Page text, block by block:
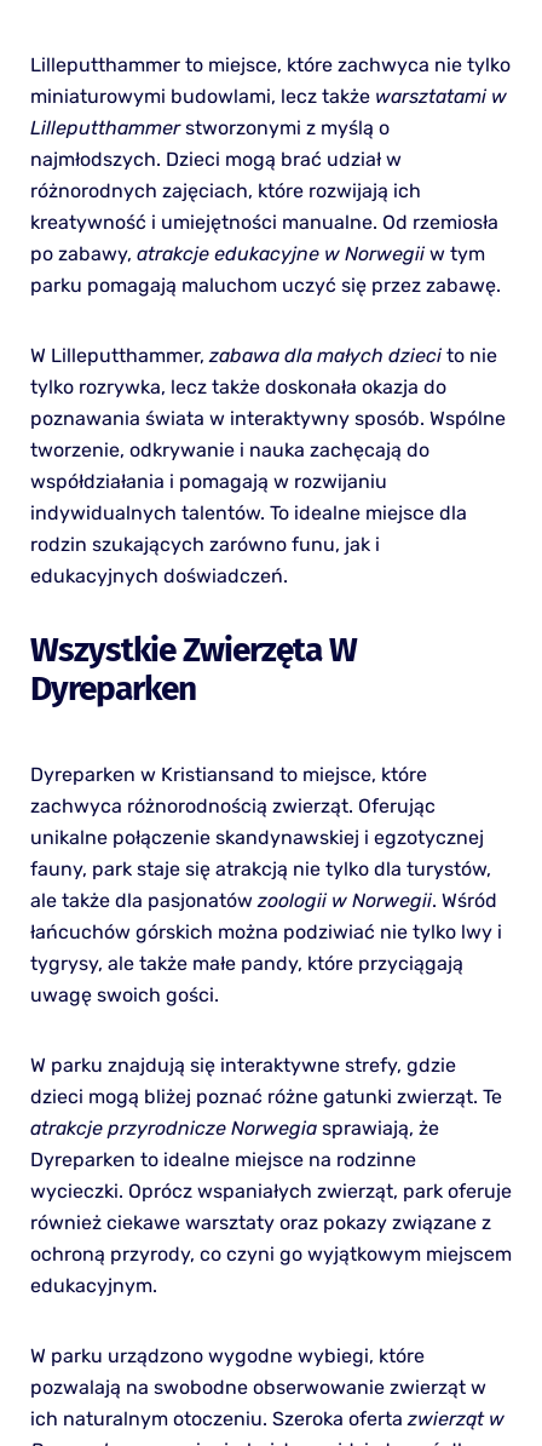
Lilleputthammer to miejsce, które zachwyca nie tylko
miniaturowymi budowlami, lecz także warsztatami w
Lilleputthammerstworzonymi z myślą o
najmłodszych. Dzieci mogą brać udział w
różnorodnych zajęciach, które rozwijają ich
kreatywność i umiejętności manualne. Od rzemiosła
po zabawy, atrakcje edukacyjne w Norwegiiw tym
parku pomagają maluchom uczyć się przez zabawę.
W Lilleputthammer,zabawa dla małych dziecito nie
tylko rozrywka, lecz także doskonała okazja do
poznawania świata w interaktywny sposób. Wspólne
tworzenie, odkrywanie i nauka zachęcają do
współdziałania i pomagają w rozwijaniu
indywidualnych talentów. To idealne miejsce dla
rodzin szukających zarówno funu, jak i
edukacyjnych doświadczeń.
Wszystkie Zwierzęta W
Dyreparken
Dyreparken w Kristiansand to miejsce, które
zachwyca różnorodnością zwierząt. Oferując
unikalne połączenie skandynawskiej i egzotycznej
fauny, park staje się atrakcją nie tylko dla turystów,
ale także dla pasjonatówzoologii w Norwegii. Wśród
łańcuchów górskich można podziwiać nie tylko lwy i
tygrysy, ale także małe pandy, które przyciągają
uwagę swoich gości.
W parku znajdują się interaktywne strefy, gdzie
dzieci mogą bliżej poznać różne gatunki zwierząt. Te
atrakcje przyrodnicze Norwegiasprawiają, że
Dyreparken to idealne miejsce na rodzinne
wycieczki. Oprócz wspaniałych zwierząt, park oferuje
również ciekawe warsztaty oraz pokazy związane z
ochroną przyrody, co czyni go wyjątkowym miejscem
edukacyjnym.
W parku urządzono wygodne wybiegi, które
pozwalają na swobodne obserwowanie zwierząt w
ich naturalnym otoczeniu. Szeroka ofertazwierząt w